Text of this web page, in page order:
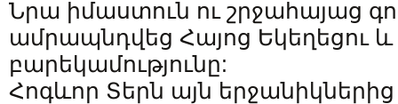
Նրա իմաստուն ու շրջահայաց
ամրապնդվեց Հայոց Եկեղեցու և
բարեկամությունը:
Հոգևոր Տերն այն